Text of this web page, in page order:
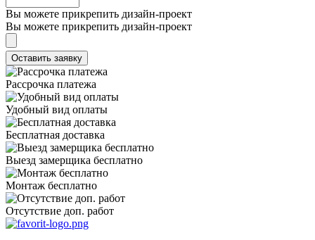
Вы можете прикрепить дизайн-проект
Вы можете прикрепить дизайн-проект
Рассрочка платежа
Удобный вид оплаты
Бесплатная доставка
Выезд замерщика бесплатно
Монтаж бесплатно
Отсутствие доп. работ